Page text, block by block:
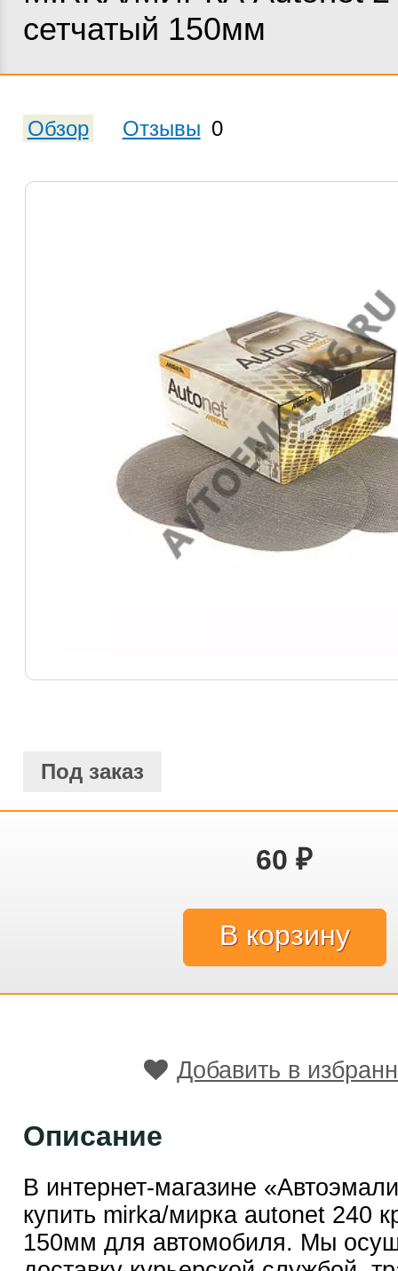
сетчатый 150мм
Обзор Отзывы 0
Под заказ
60 ₽
Добавить в
Описание
В интернет-магазине
купить mirka/мирка autonet 240
150мм для автомобиля. Мы